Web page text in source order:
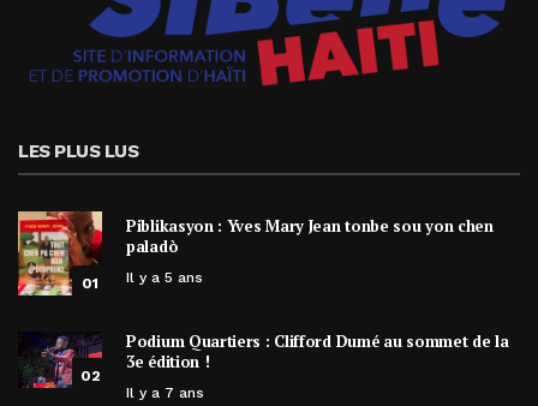
LES PLUS LUS
01
Piblikasyon : Yves Mary Jean tonbe sou yon chen
paladò
Il y a 5 ans
02
Podium Quartiers : Clifford Dumé au sommet de la
3e édition !
Il y a 7 ans